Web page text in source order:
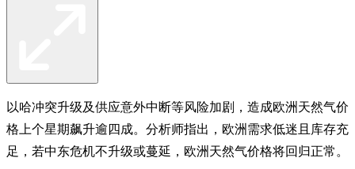
以哈冲突升级及供应意外中断等风险加剧，造成欧洲天然气价
格上个星期飙升逾四成。分析师指出，欧洲需求低迷且库存充
足，若中东危机不升级或蔓延，欧洲天然气价格将回归正常。